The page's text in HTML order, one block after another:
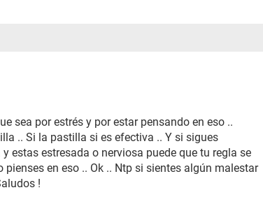
sea por estrés y por estar pensando en eso ..
.. Si la pastilla si es efectiva .. Y si sigues
estas estresada o nerviosa puede que tu regla se
pienses en eso .. Ok .. Ntp si sientes algún malestar
!